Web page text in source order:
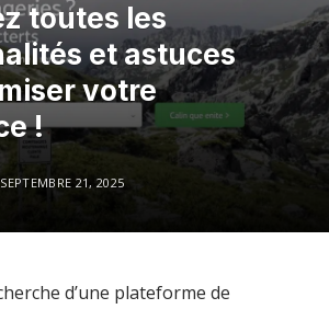
toutes les
et astuces
votre
!
SEPTEMBRE 21, 2025
d’une plateforme de